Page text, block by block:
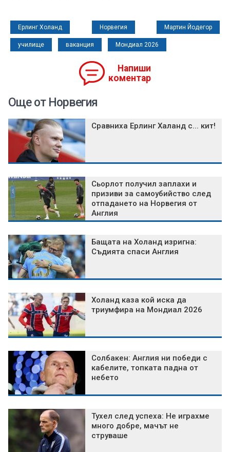
Ерлинг Холанд Норвегия Мартин Йодегор
училище ваканция Мондиал 2026
Напиши
коментар
Още от Норвегия
Сравниха Ерлинг Халанд с... кит!
Сьорлот получил заплахи и
призиви за самоубийство след
отпадането на Норвегия от
Англия
Бащата на Холанд изригна:
Съдията спаси Англия
Холанд каза кой иска да
триумфира на Мондиал 2026
Солбакен: Англия ни победи с
кабелите, топката падна от
небето
Тухел след успеха: Не играхме
много добре, мачът не
струваше